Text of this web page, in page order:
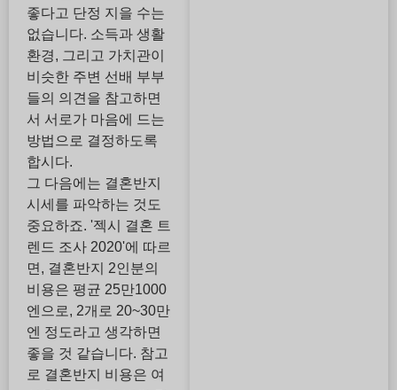
좋다고 단정 지을 수는
없습니다. 소득과 생활
환경, 그리고 가치관이
비슷한 주변 선배 부부
들의 의견을 참고하면
서 서로가 마음에 드는
방법으로 결정하도록
합시다.
그 다음에는 결혼반지
시세를 파악하는 것도
중요하죠. '젝시 결혼 트
렌드 조사 2020'에 따르
면, 결혼반지 2인분의
비용은 평균 25만1000
엔으로, 2개로 20~30만
엔 정도라고 생각하면
좋을 것 같습니다. 참고
로 결혼반지 비용은 여